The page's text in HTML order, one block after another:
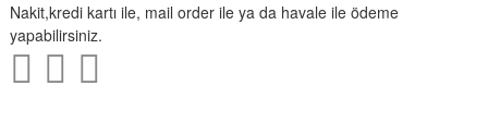
Nakit,kredi kartı ile, mail order ile ya da havale ile ödeme
yapabilirsiniz.